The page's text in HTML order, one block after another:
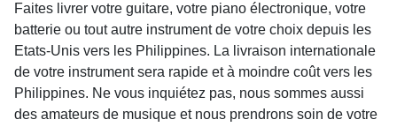
Faites livrer votre guitare, votre piano électronique, votre
batterie ou tout autre instrument de votre choix depuis les
Etats-Unis vers les Philippines. La livraison internationale
de votre instrument sera rapide et à moindre coût vers les
Philippines. Ne vous inquiétez pas, nous sommes aussi
des amateurs de musique et nous prendrons soin de votre